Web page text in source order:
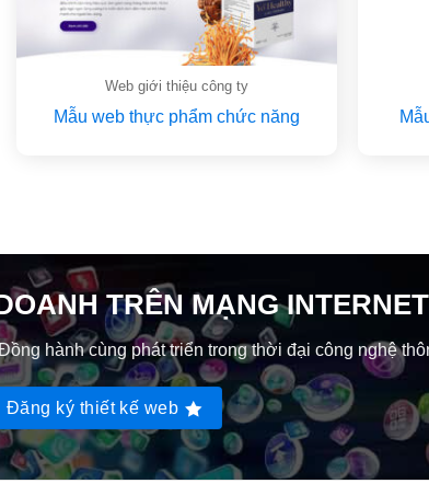
Web giới thiệu công ty
Mẫu web thực phẩm chức năng
TRÊN MẠNG INTERNET
hành cùng phát triển trong thời đại công nghệ
Đăng ký thiết kế web